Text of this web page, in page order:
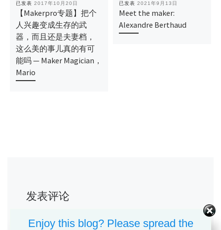
已发表 2017年10月20日
【Makerpro专题】把个
人兴趣变成生存的武
器，而且还是夫妻档，
这么美的事儿真的有可
能吗 — Maker Magician，
Mario
已发表 2021年9月13日
Meet the maker:
Alexandre Berthaud
发表评论
要发表评论，您必须先登录。
Enjoy this blog? Please spread the